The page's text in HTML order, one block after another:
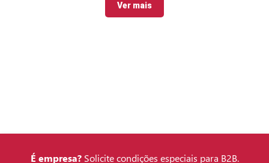
Ver mais
É empresa?Solicite condições especiais para B2B.